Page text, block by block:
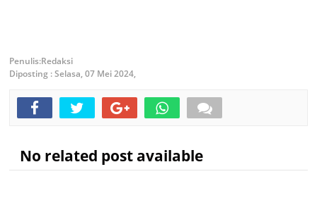
Redaksi
Diposting :Selasa, 07 Mei 2024,
No related post available